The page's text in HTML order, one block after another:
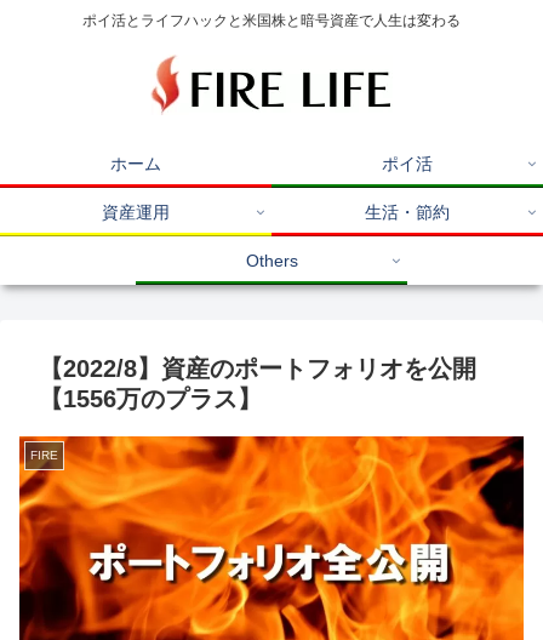
ポイ活とライフハックと米国株と暗号資産で人生は変わる
ホーム ポイ活
資産運用 生活・節約
Others
【2022/8】資産のポートフォリオを公開
【1556万のプラス】
FIRE